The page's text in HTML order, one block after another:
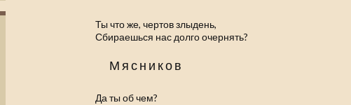
Ты что же, чертов злыдень,
Сбираешься нас долго очернять?
Мясников
Да ты об чем?